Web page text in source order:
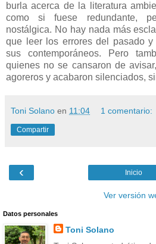
burla acerca de la literatura
como si fuese redundante,
nostálgica. No hay nada más
que leer los errores del pasado
sus contemporáneos. Pero
quienes no se cansaron de
agoreros y acabaron silenciados,
Toni Solano en 11:04 1 comentario:
Compartir
‹ Inicio
Ver versión
Datos personales
Toni Solano